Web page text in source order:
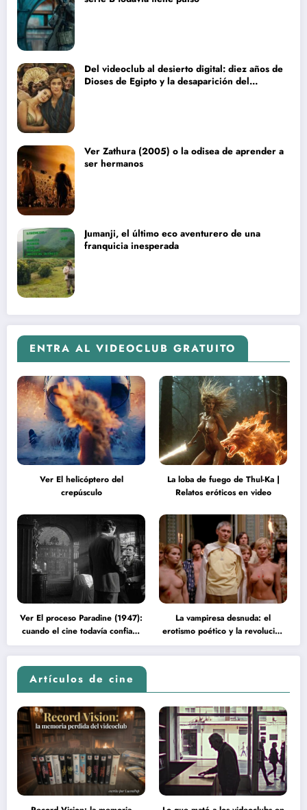
Del videoclub al desierto digital: diez años de
Dioses de Egipto y la desaparición del
Ver Zathura (2005) o la odisea de aprender a
ser hermanos
Jumanji, el último eco aventurero de una
franquicia inesperada
ENTRA AL VIDEOCLUB GRATUITO
Ver El helicóptero del
crepúsculo
La loba de fuego de Thul-Ka |
Relatos eróticos en video
Ver El proceso Paradine (1947):
cuando el cine todavía confiaba
en la inteligencia del espectador
La vampiresa desnuda: el
erotismo poético y la revolución
psicodélica de Jean Rollin
Artículos de cine